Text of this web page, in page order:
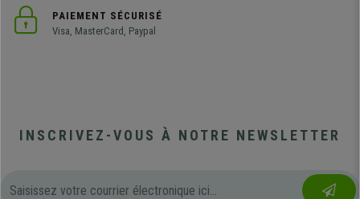
PAIEMENT SÉCURISÉ
Visa, MasterCard, Paypal
INSCRIVEZ-VOUS À NOTRE NEWSLETTER